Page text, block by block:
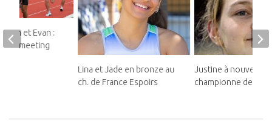
Lina et Jade en bronze au
ch. de France Espoirs
Justine à nouveau
championne de
et Evan :
au meeting